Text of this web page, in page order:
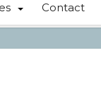
Contact